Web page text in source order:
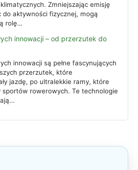
Zmniejszając emisję
do aktywności fizycznej, mogą
rolę…
innowacji – od przerzutek do
innowacji są pełne fascynujących
przerzutek, które
jazdę, po ultralekkie ramy, które
sportów rowerowych. Te technologie